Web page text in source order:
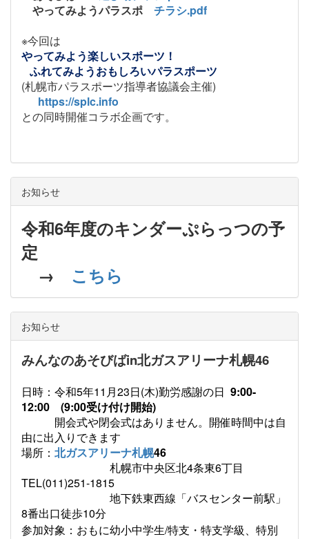
やってみようパラスポ チラシ.pdf
※今回は
やってみよう楽しいスポーツ！
ふれてみようおもしろいパラスポーツ
(札幌市パラスポーツ指導者協議会主催)
https://splc.info
との同時開催コラボ企画です。
お知らせ
令和6年度のキンダーぷらっつの予
定
→ こちら
お知らせ
みんなのあそびばin北ガスアリーナ札幌46
日時：令和5年11 月23日(木)勤労感謝の日 9:00-
12:00 (9:00受け付け開始)
開会式や閉会式はありません。開催時間中は自
由に出入りできます
場所： 北ガスアリーナ札幌46
札幌市中央区北4条東6丁目
TEL(011)251-1815
地下鉄東西線「バスセンター前駅 」
8番出口徒歩10分
参加対象：おもに幼小中学生/特支・特支学級、特別